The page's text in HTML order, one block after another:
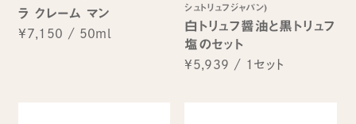
ラ クレーム マン
¥7,150 / 50ml
シュトリュフジャパン)
白トリュフ醤油と黒トリュフ
塩のセット
¥5,939 / 1セット